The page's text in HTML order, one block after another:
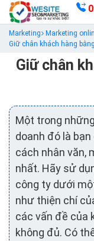
Marketing Marketing
Giữ chân khách hàng
Giữ chân
Một trong
doanh đó là
cách nhân văn,
nhất. Hãy sử
công ty dưới
như thiện chí
các vấn đề của
không đủ. Có